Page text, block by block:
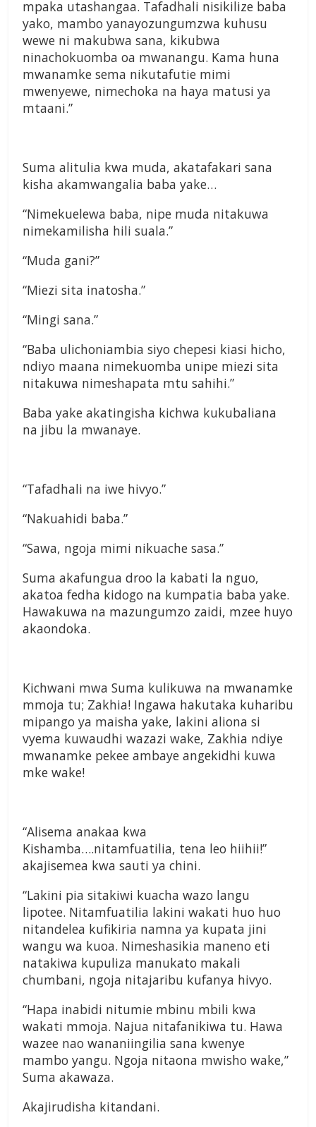
mpaka utashangaa. Tafadhali nisikilize baba
yako, mambo yanayozungumzwa kuhusu
wewe ni makubwa sana, kikubwa
ninachokuomba oa mwanangu. Kama huna
mwanamke sema nikutafutie mimi
mwenyewe, nimechoka na haya matusi ya
mtaani.”
Suma alitulia kwa muda, akatafakari sana
kisha akamwangalia baba yake…
“Nimekuelewa baba, nipe muda nitakuwa
nimekamilisha hili suala.”
“Muda gani?”
“Miezi sita inatosha.”
“Mingi sana.”
“Baba ulichoniambia siyo chepesi kiasi hicho,
ndiyo maana nimekuomba unipe miezi sita
nitakuwa nimeshapata mtu sahihi.”
Baba yake akatingisha kichwa kukubaliana
na jibu la mwanaye.
“Tafadhali na iwe hivyo.”
“Nakuahidi baba.”
“Sawa, ngoja mimi nikuache sasa.”
Suma akafungua droo la kabati la nguo,
akatoa fedha kidogo na kumpatia baba yake.
Hawakuwa na mazungumzo zaidi, mzee huyo
akaondoka.
Kichwani mwa Suma kulikuwa na mwanamke
mmoja tu; Zakhia! Ingawa hakutaka kuharibu
mipango ya maisha yake, lakini aliona si
vyema kuwaudhi wazazi wake, Zakhia ndiye
mwanamke pekee ambaye angekidhi kuwa
mke wake!
“Alisema anakaa kwa
Kishamba….nitamfuatilia, tena leo hiihii!”
akajisemea kwa sauti ya chini.
“Lakini pia sitakiwi kuacha wazo langu
lipotee. Nitamfuatilia lakini wakati huo huo
nitandelea kufikiria namna ya kupata jini
wangu wa kuoa. Nimeshasikia maneno eti
natakiwa kupuliza manukato makali
chumbani, ngoja nitajaribu kufanya hivyo.
“Hapa inabidi nitumie mbinu mbili kwa
wakati mmoja. Najua nitafanikiwa tu. Hawa
wazee nao wananiingilia sana kwenye
mambo yangu. Ngoja nitaona mwisho wake,”
Suma akawaza.
Akajirudisha kitandani.